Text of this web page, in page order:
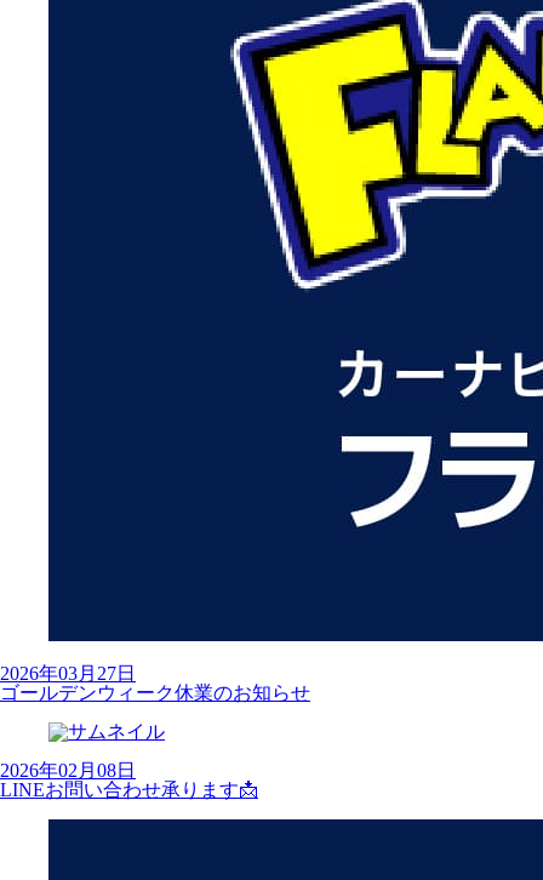
2026年03月27日
ゴールデンウィーク休業のお知らせ
2026年02月08日
LINEお問い合わせ承ります📩